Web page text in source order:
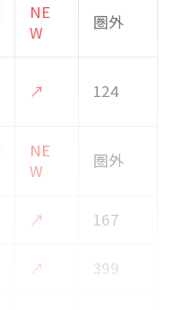
NE
W
圏外
↗ 124
NE
W
圏外
↗ 167
↗ 399